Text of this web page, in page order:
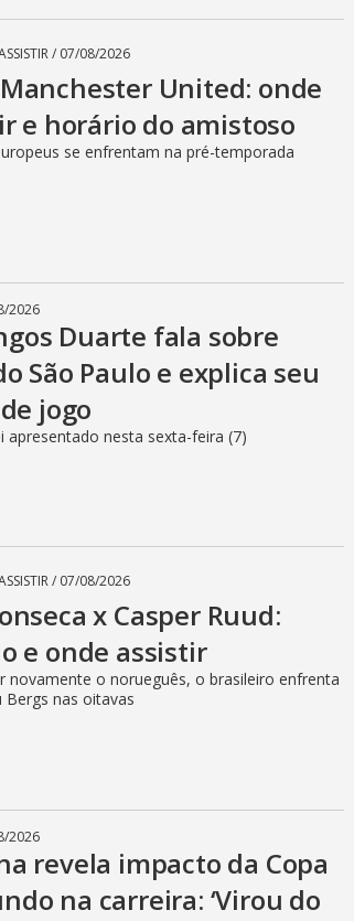
/ 07/08/2026
Manchester United: onde
e horário do amistoso
se enfrentam na pré-temporada
2026
Duarte fala sobre
São Paulo e explica seu
jogo
apresentado nesta sexta-feira (7)
/ 07/08/2026
x Casper Ruud:
e onde assistir
novamente o norueguês, o brasileiro enfrenta
Bergs nas oitavas
2026
revela impacto da Copa
na carreira: ‘Virou do